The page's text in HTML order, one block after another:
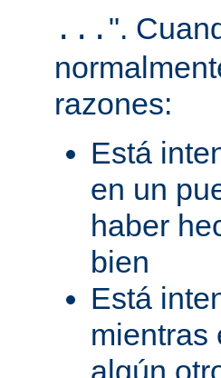
... ".
razones:
Está
en un
haber
bien
Está
mientras
algún